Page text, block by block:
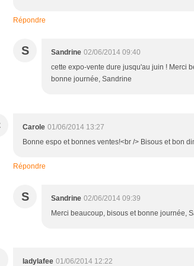
Répondre
S Sandrine 02/06/2014 09:40
cette expo-vente dure jusqu'au juin ! Merci
bonne journée, Sandrine
Carole 01/06/2014 13:27
Bonne espo et bonnes ventes!<br /> Bisous et bon
Répondre
S Sandrine 02/06/2014 09:39
Merci beaucoup, bisous et bonne journée,
ladylafee 01/06/2014 12:22